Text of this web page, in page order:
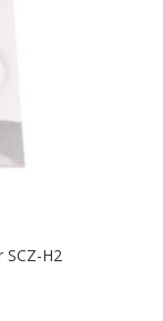
H2